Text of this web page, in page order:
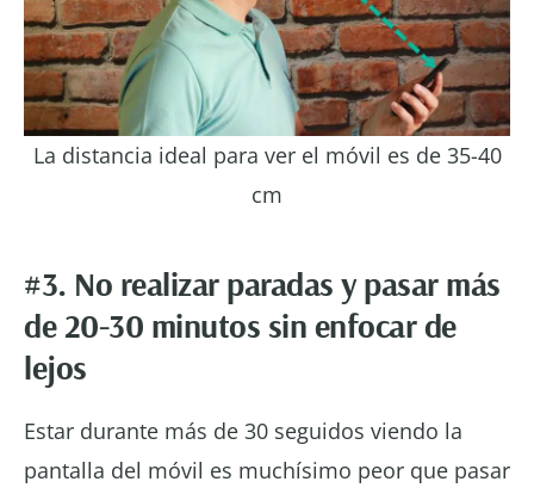
La distancia ideal para ver el móvil es de 35-40
cm
#3. No realizar paradas y pasar más
de 20-30 minutos sin enfocar de
lejos
Estar durante más de 30 seguidos viendo la
pantalla del móvil es muchísimo peor que pasar